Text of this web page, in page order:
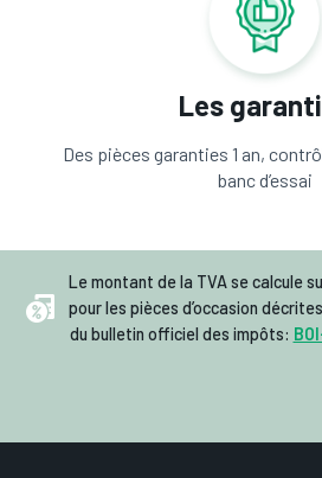
Les
Des pièces garanties 1 an,
banc d’essai
Le montant de la TVA se calcule
pour les pièces d’occasion
du bulletin officiel des impôts: